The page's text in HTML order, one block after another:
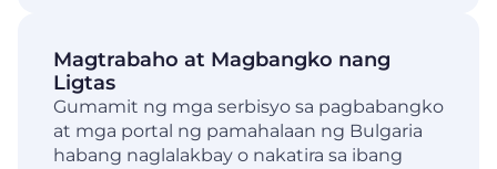
Magtrabaho at Magbangko nang
Ligtas
Gumamit ng mga serbisyo sa pagbabangko
at mga portal ng pamahalaan ng Bulgaria
habang naglalakbay o nakatira sa ibang